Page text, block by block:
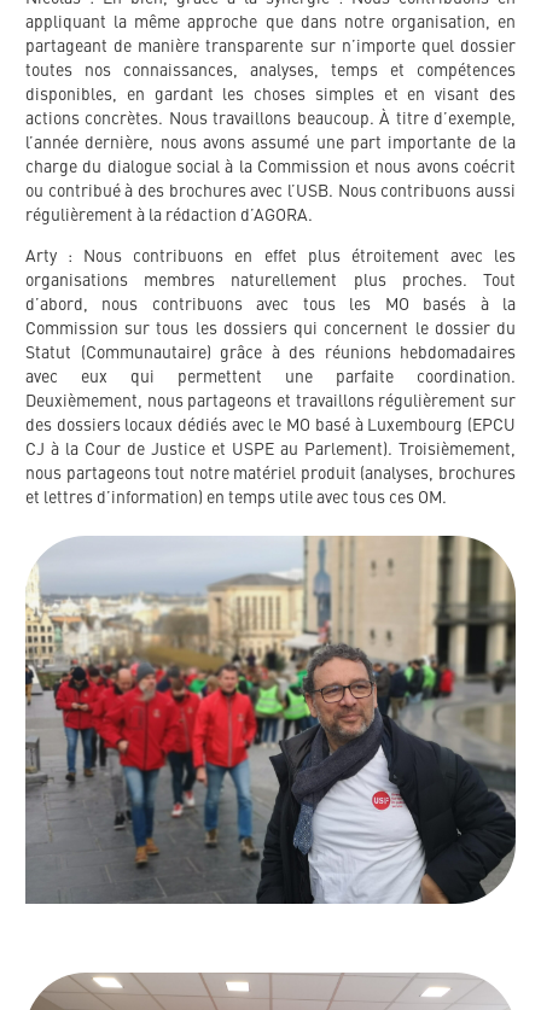
appliquant la même approche que dans notre organisation, en
partageant de manière transparente sur n’importe quel dossier
toutes nos connaissances, analyses, temps et compétences
disponibles, en gardant les choses simples et en visant des
actions concrètes. Nous travaillons beaucoup. À titre d’exemple,
l’année dernière, nous avons assumé une part importante de la
charge du dialogue social à la Commission et nous avons coécrit
ou contribué à des brochures avec l’USB. Nous contribuons aussi
régulièrement à la rédaction d’AGORA.
Arty : Nous contribuons en effet plus étroitement avec les
organisations membres naturellement plus proches. Tout
d’abord, nous contribuons avec tous les MO basés à la
Commission sur tous les dossiers qui concernent le dossier du
Statut (Communautaire) grâce à des réunions hebdomadaires
avec eux qui permettent une parfaite coordination.
Deuxièmement, nous partageons et travaillons régulièrement sur
des dossiers locaux dédiés avec le MO basé à Luxembourg (EPCU
CJ à la Cour de Justice et USPE au Parlement). Troisièmement,
nous partageons tout notre matériel produit (analyses, brochures
et lettres d’information) en temps utile avec tous ces OM.